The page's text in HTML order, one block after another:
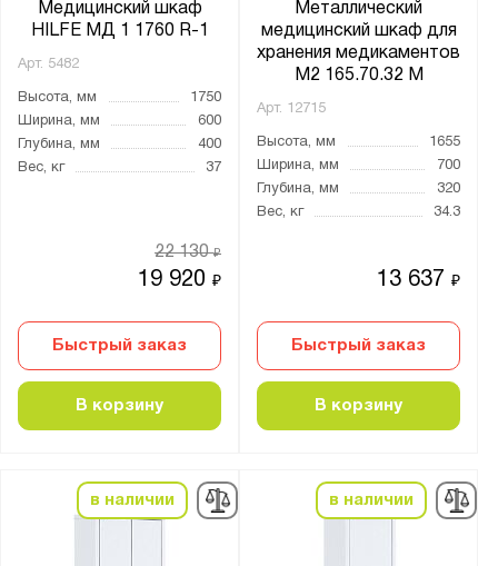
Медицинский шкаф
HILFE МД 1 1760 R-1
Арт. 5482
Высота, мм
1750
Ширина, мм
600
Глубина, мм
400
Вес, кг
37
19 920₽
22 130₽
Быстрый заказ
В корзину
Металлический
медицинский шкаф для
хранения медикаментов
M2 165.70.32 М
Арт. 12715
Высота, мм
1655
Ширина, мм
700
Глубина, мм
320
Вес, кг
34.3
13 637₽
Быстрый заказ
В корзину
в наличии в наличии